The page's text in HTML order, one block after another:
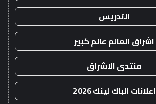
التدريس
اشراق العالم عالم كبير
منتدى الاشراق
اعلانات الباك لينك 2026